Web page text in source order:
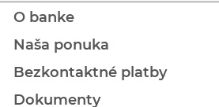
O banke
Naša ponuka
Bezkontaktné platby
Dokumenty